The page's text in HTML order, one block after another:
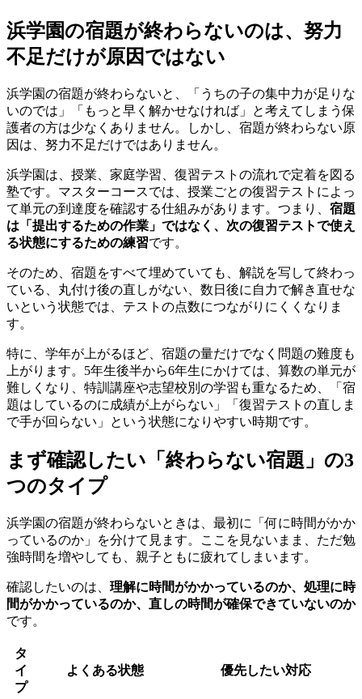
浜学園の宿題が終わらないのは、努力
不足だけが原因ではない
浜学園の宿題が終わらないと、「うちの子の集中力が足りな
いのでは」「もっと早く解かせなければ」と考えてしまう保
護者の方は少なくありません。しかし、宿題が終わらない原
因は、努力不足だけではありません。
浜学園は、授業、家庭学習、復習テストの流れで定着を図る
塾です。マスターコースでは、授業ごとの復習テストによっ
て単元の到達度を確認する仕組みがあります。つまり、 宿題
は「提出するための作業」ではなく、次の復習テストで使え
る状態にするための練習です。
そのため、宿題をすべて埋めていても、解説を写して終わっ
ている、丸付け後の直しがない、数日後に自力で解き直せな
いという状態では、テストの点数につながりにくくなりま
す。
特に、学年が上がるほど、宿題の量だけでなく問題の難度も
上がります。5年生後半から6年生にかけては、算数の単元が
難しくなり、特訓講座や志望校別の学習も重なるため、「宿
題はしているのに成績が上がらない」「復習テストの直しま
で手が回らない」という状態になりやすい時期です。
まず確認したい「終わらない宿題」の3
つのタイプ
浜学園の宿題が終わらないときは、最初に「何に時間がかか
っているのか」を分けて見ます。ここを見ないまま、ただ勉
強時間を増やしても、親子ともに疲れてしまいます。
確認したいのは、 理解に時間がかかっているのか、処理に時
間がかかっているのか、直しの時間が確保できていないのか
です。
タ
イ
プ
よくある状態 優先したい対応